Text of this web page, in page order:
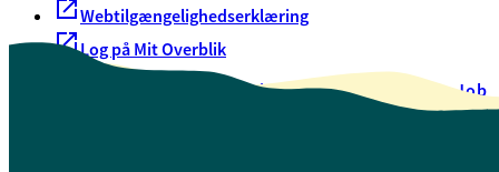
Webtilgængelighedserklæring
Log på Mit Overblik
Oversigt over selvbetjeningJob